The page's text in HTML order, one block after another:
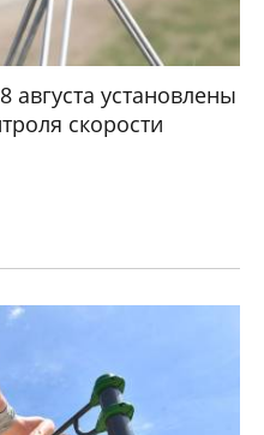
августа установлены
скорости